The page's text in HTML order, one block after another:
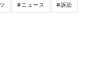
#ニュース #訴訟